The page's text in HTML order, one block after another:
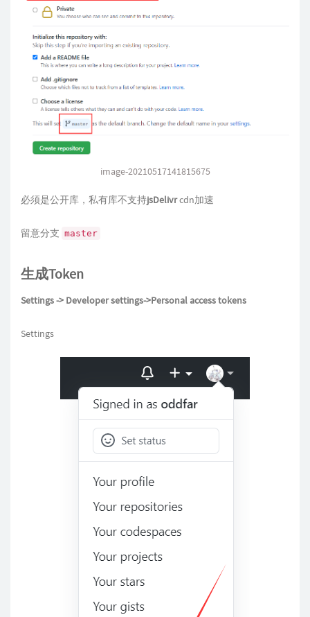
image-20210517141815675
必须是公开库，私有库不支持jsDelivrcdn加速
留意分支 master
生成Token
Settings -> Developer settings->Personal access tokens
Settings